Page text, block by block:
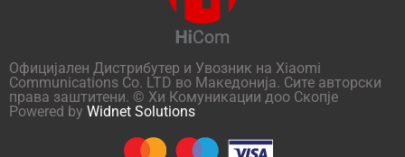
Официјален Дистрибутер и Увозник на Xiaomi
Communications Co. LTD во Македонија. Сите авторски
права заштитени. © Хи Комуникации доо Скопје
Powered by Widnet Solutions